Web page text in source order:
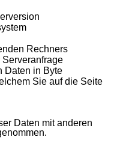
Rechners
Serveranfrage
Daten in Byte
Sie auf die Seite
Daten mit anderen